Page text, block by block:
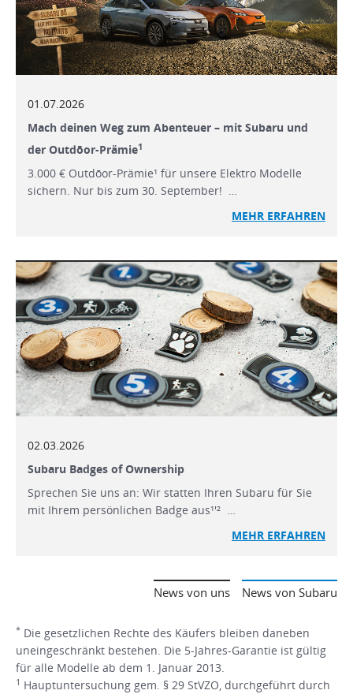
01.07.2026
Mach deinen Weg zum Abenteuer – mit Subaru und
der Outdōor-Prämie1
3.000 € Outdōor-Prämie¹ für unsere Elektro Modelle
sichern. Nur bis zum 30. September! …
MEHR ERFAHREN
02.03.2026
Subaru Badges of Ownership
Sprechen Sie uns an: Wir statten Ihren Subaru für Sie
mit Ihrem persönlichen Badge aus¹'² …
MEHR ERFAHREN
News von Subaru
News von uns
* Die gesetzlichen Rechte des Käufers bleiben daneben
uneingeschränkt bestehen. Die 5-Jahres-Garantie ist gültig
für alle Modelle ab dem 1. Januar 2013.
1 Hauptuntersuchung gem. § 29 StVZO, durchgeführt durch